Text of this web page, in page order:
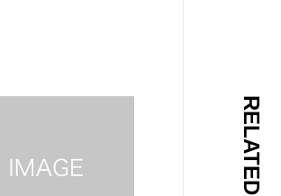
RELATED